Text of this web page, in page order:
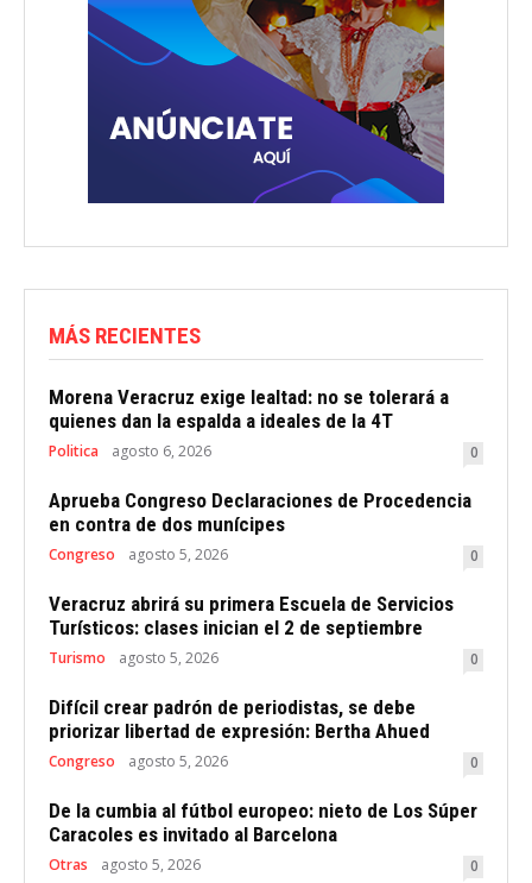
MÁS RECIENTES
Morena Veracruz exige lealtad: no se tolerará a
quienes dan la espalda a ideales de la 4T
Politica agosto 6, 2026 0
Aprueba Congreso Declaraciones de Procedencia
en contra de dos munícipes
Congreso agosto 5, 2026 0
Veracruz abrirá su primera Escuela de Servicios
Turísticos: clases inician el 2 de septiembre
Turismo agosto 5, 2026 0
Difícil crear padrón de periodistas, se debe
priorizar libertad de expresión: Bertha Ahued
Congreso agosto 5, 2026 0
De la cumbia al fútbol europeo: nieto de Los Súper
Caracoles es invitado al Barcelona
Otras agosto 5, 2026 0